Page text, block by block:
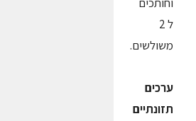
ל 2
משולשים.
ערכים
תזונתיים